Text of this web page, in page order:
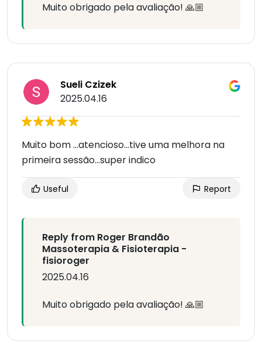
Muito obrigado pela avaliação! 🙏🏼
Sueli Czizek
2025.04.16
Muito bom ...atencioso...tive uma melhora na
primeira sessão...super indico
Useful Report
Reply from Roger Brandão
Massoterapia & Fisioterapia -
fisioroger
2025.04.16
Muito obrigado pela avaliação! 🙏🏼